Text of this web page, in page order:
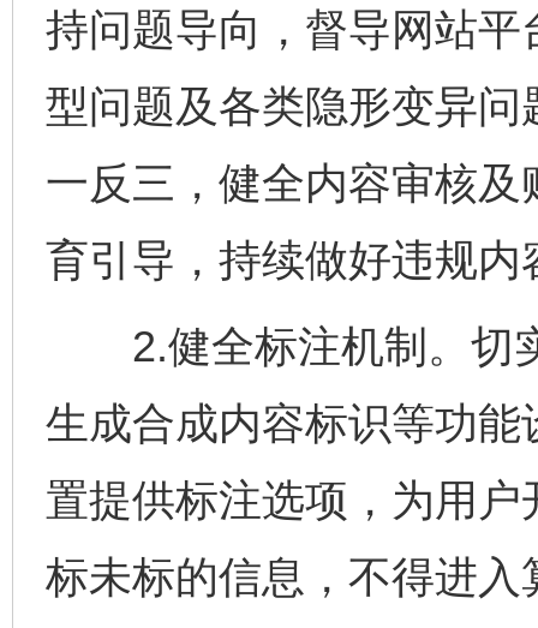
持问题导向，督导网站平
型问题及各类隐形变异
一反三，健全内容审核及
育引导，持续做好违规内
2.健全标注机制。切
生成合成内容标识等功
置提供标注选项，为用
标未标的信息，不得进